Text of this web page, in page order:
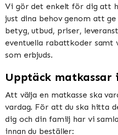
Vi gör det enkelt för dig att
just dina behov genom att
betyg, utbud, priser,
eventuella rabattkoder samt
som erbjuds.
Upptäck matkassar
Att välja en matkasse ska
vardag. För att du ska hitta
dig och din familj har vi
innan du beställer: